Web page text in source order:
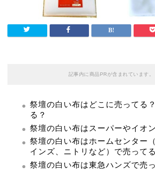
記事内に商品PRが含まれています。
祭壇の白い布はどこに売ってる
る？
祭壇の白い布はスーパーやイオ
祭壇の白い布はホームセンター
インズ、ニトリなど）で売って
祭壇の白い布は東急ハンズで売